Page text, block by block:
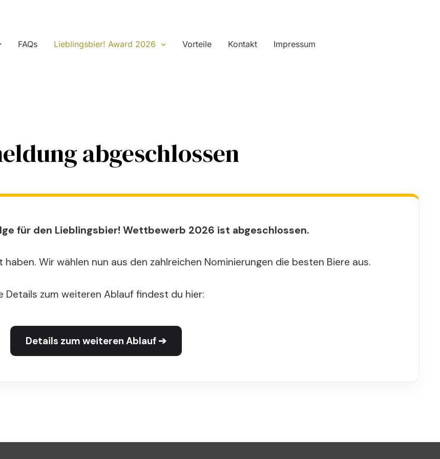
FAQs Lieblingsbier! Award 2026 Vorteile Kontakt Impressum
abgeschlossen
für den Lieblingsbier! Wettbewerb 2026 ist abgeschlossen.
Wir wählen nun aus den zahlreichen Nominierungen die besten Biere aus.
Details zum weiteren Ablauf findest du hier:
Details zum weiteren Ablauf ➔